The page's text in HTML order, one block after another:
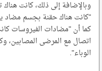
وبالإضافة إلى ذلك، كانت هناك
"كانت هناك حقنة بجسم مضاد
كما أن "مضادات الفيروسات
اتصال مع المرضى المصابين،
الوباء".